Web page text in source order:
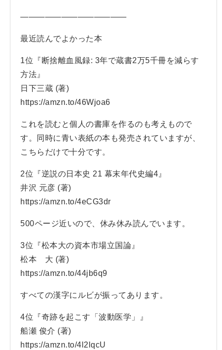
—————————————
最近読んでよかった本
1位『断捨離血風録: 3年で蔵書2万5千冊を減らす
方法』
日下三蔵 (著)
https://amzn.to/46Wjoa6
これを読むと個人の書庫を作るのも考えもので
す。同時に青い表紙の本も発売されていますが、
こちらだけで十分です。
2位『逆説の日本史 21 幕末年代史編4』
井沢 元彦 (著)
https://amzn.to/4eCG3dr
500ページ近いので、休み休み読んでいます。
3位『松本大の資本市場立国論』
松本 大 (著)
https://amzn.to/44jb6q9
すべての漢字にルビが振ってあります。
4位『奇跡を起こす「波動医学」』
船瀬 俊介 (著)
https://amzn.to/4l2lqcU